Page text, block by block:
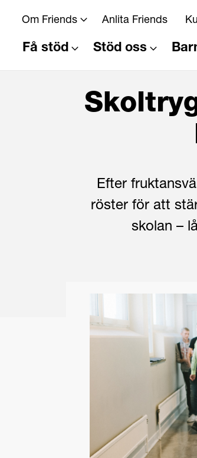
Om Friends Anlita Friends
Få stöd Stöd oss
Efter
röster för att
skolan –